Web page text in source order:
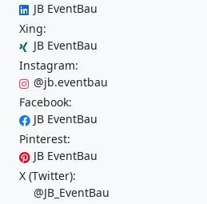
JB EventBau
Xing:
JB EventBau
Instagram:
@jb.eventbau
Facebook:
JB EventBau
Pinterest:
JB EventBau
X (Twitter):
@JB_EventBau